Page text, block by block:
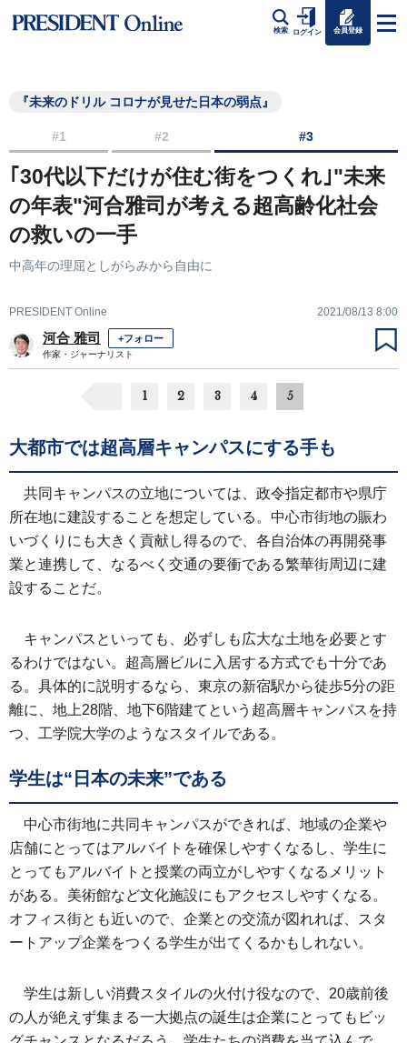
検索 ログイン 会員登録
『未来のドリル コロナが見せた日本の弱点』
#1 #2 #3
｢30代以下だけが住む街をつくれ｣"未来
の年表"河合雅司が考える超高齢化社会
の救いの一手
中高年の理屈としがらみから自由に
PRESIDENT Online 2021/08/13 8:00
河合 雅司 +フォロー
作家・ジャーナリスト
1 2 3 4 5
大都市では超高層キャンパスにする手も
共同キャンパスの立地については、政令指定都市や県庁
所在地に建設することを想定している。中心市街地の賑わ
いづくりにも大きく貢献し得るので、各自治体の再開発事
業と連携して、なるべく交通の要衝である繁華街周辺に建
設することだ。
キャンパスといっても、必ずしも広大な土地を必要とす
るわけではない。超高層ビルに入居する方式でも十分であ
る。具体的に説明するなら、東京の新宿駅から徒歩5分の距
離に、地上28階、地下6階建てという超高層キャンパスを持
つ、工学院大学のようなスタイルである。
学生は“日本の未来”である
中心市街地に共同キャンパスができれば、地域の企業や
店舗にとってはアルバイトを確保しやすくなるし、学生に
とってもアルバイトと授業の両立がしやすくなるメリット
がある。美術館など文化施設にもアクセスしやすくなる。
オフィス街とも近いので、企業との交流が図れれば、スタ
ートアップ企業をつくる学生が出てくるかもしれない。
学生は新しい消費スタイルの火付け役なので、20歳前後
の人が絶えず集まる一大拠点の誕生は企業にとってもビッ